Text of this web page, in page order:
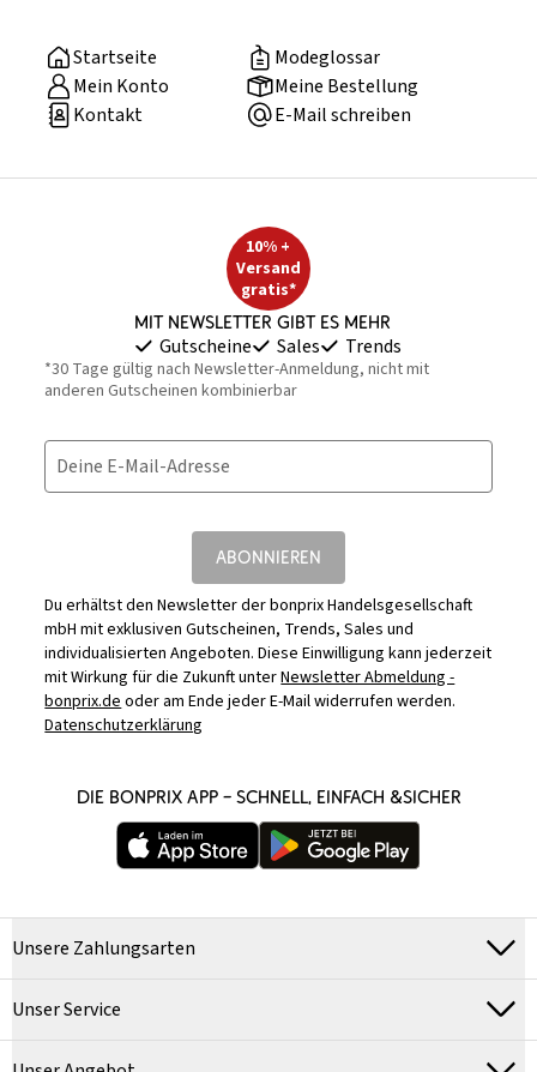
Startseite
Modeglossar
Mein Konto
Meine Bestellung
Kontakt
E-Mail schreiben
10% +
Versand
gratis*
Mit Newsletter gibt es mehr
Gutscheine Sales Trends
*30 Tage gültig nach Newsletter-Anmeldung, nicht mit
anderen Gutscheinen kombinierbar
Deine E-Mail-Adresse
ABONNIEREN
Du erhältst den Newsletter der bonprix Handelsgesellschaft
mbH mit exklusiven Gutscheinen, Trends, Sales und
individualisierten Angeboten. Diese Einwilligung kann jederzeit
mit Wirkung für die Zukunft unterNewsletter Abmeldung -
bonprix.deoder am Ende jeder E-Mail widerrufen werden.
Datenschutzerklärung
DIE BONPRIX APP – SCHNELL, EINFACH &SICHER
Unsere Zahlungsarten
Unser Service